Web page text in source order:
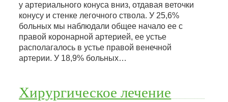
у артериального конуса вниз, отдавая веточки
конусу и стенке легочного ствола. У 25,6%
больных мы наблюдали общее начало ее с
правой коронарной артерией, ее устье
располагалось в устье правой венечной
артерии. У 18,9% больных…
Хирургическое лечение